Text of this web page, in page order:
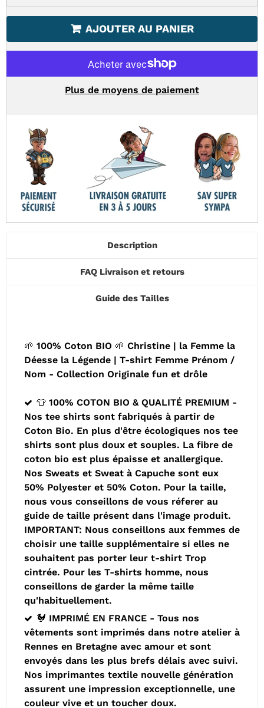
AJOUTER AU PANIER
Plus de moyens de paiement
Description
FAQ Livraison et retours
Guide des Tailles
🌱 100% Coton BIO 🌱 Christine | la Femme la
Déesse la Légende | T-shirt Femme Prénom /
Nom - Collection Originale fun et drôle
👕 100% COTON BIO & QUALITÉ PREMIUM -
Nos tee shirts sont fabriqués à partir de
Coton Bio. En plus d'être écologiques nos tee
shirts sont plus doux et souples. La fibre de
coton bio est plus épaisse et anallergique.
Nos Sweats et Sweat à Capuche sont eux
50% Polyester et 50% Coton. Pour la taille,
nous vous conseillons de vous réferer au
guide de taille présent dans l'image produit.
IMPORTANT: Nous conseillons aux femmes de
choisir une taille supplémentaire si elles ne
souhaitent pas porter leur t-shirt Trop
cintrée. Pour les T-shirts homme, nous
conseillons de garder la même taille
qu'habituellement.
🐓 IMPRIMÉ EN FRANCE - Tous nos
vêtements sont imprimés dans notre atelier à
Rennes en Bretagne avec amour et sont
envoyés dans les plus brefs délais avec suivi.
Nos imprimantes textile nouvelle génération
assurent une impression exceptionnelle, une
couleur vive et un toucher doux.